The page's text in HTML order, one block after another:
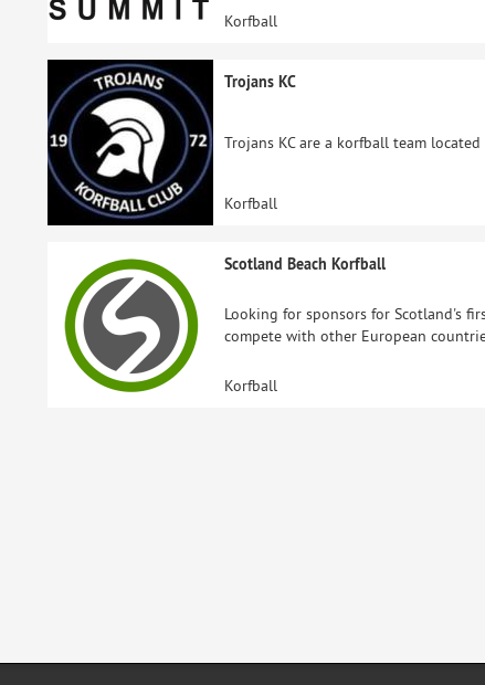
Korfball
Trojans KC
Trojans KC are a korfball team
Korfball
Scotland Beach Korfball
Looking for sponsors for Scotland's
compete with other European
Korfball